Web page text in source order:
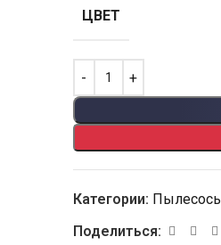
ЦВЕТ
Категории:
Поделиться: